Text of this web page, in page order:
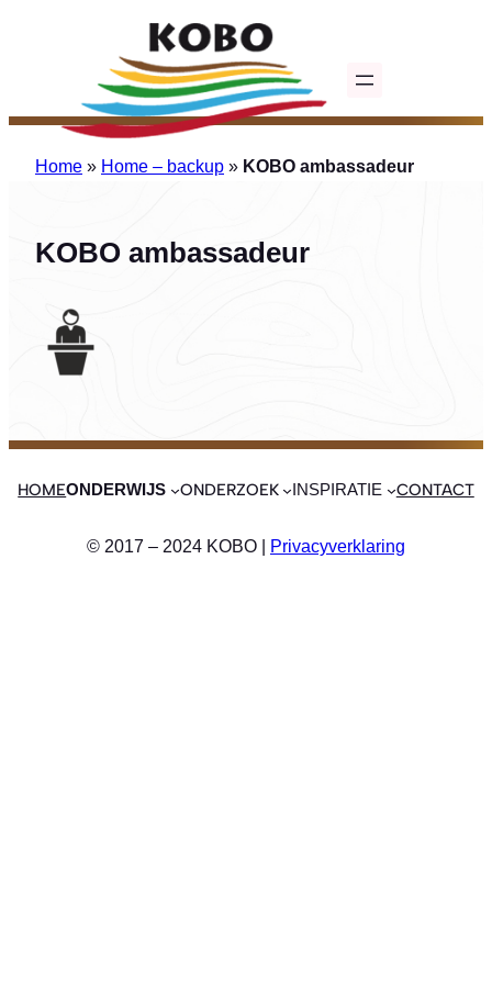
Home » Home – backup » KOBO ambassadeur
KOBO ambassadeur
HOMEONDERWIJS ONDERZOEK INSPIRATIE CONTACT
© 2017 – 2024 KOBO | Privacyverklaring